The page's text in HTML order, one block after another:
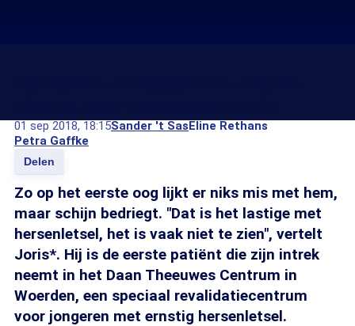
01 sep 2018, 18:15Sander 't SasEline Rethans
Petra Gaffke
Delen
Zo op het eerste oog lijkt er niks mis met hem,
maar schijn bedriegt. "Dat is het lastige met
hersenletsel, het is vaak niet te zien", vertelt
Joris*. Hij is de eerste patiënt die zijn intrek
neemt in het Daan Theeuwes Centrum in
Woerden, een speciaal revalidatiecentrum
voor jongeren met ernstig hersenletsel.